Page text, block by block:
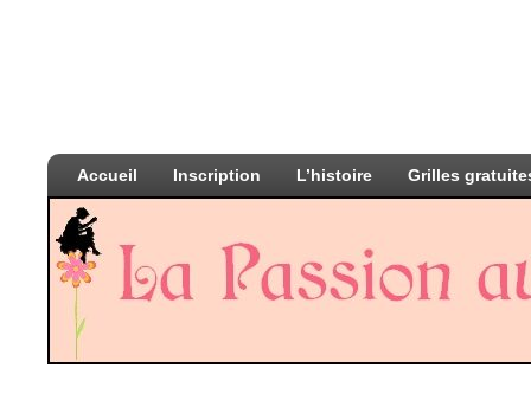
Accueil Inscription L’histoire Grilles